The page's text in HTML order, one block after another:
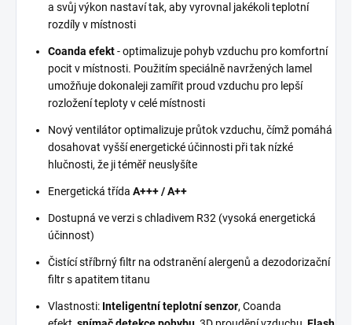
a svůj výkon nastaví tak, aby vyrovnal jakékoli teplotní
rozdíly v místnosti
Coanda efekt- optimalizuje pohyb vzduchu pro komfortní
pocit v místnosti. Použitím speciálně navržených lamel
umožňuje dokonaleji zamířit proud vzduchu pro lepší
rozložení teploty v celé místnosti
Nový ventilátor optimalizuje průtok vzduchu, čímž pomáhá
dosahovat vyšší energetické účinnosti při tak nízké
hlučnosti, že ji téměř neuslyšíte
Energetická třída A+++ / A++
Dostupná ve verzi s chladivem R32 (vysoká energetická
účinnost)
Čistící stříbrný filtr na odstranění alergenů a dezodorizační
filtr s apatitem titanu
Vlastnosti: Inteligentní teplotní senzor, Coanda